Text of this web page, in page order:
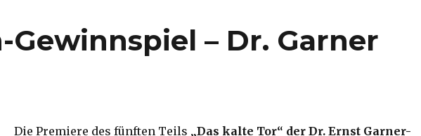
Gewinnspiel – Dr. Garner
Die Premiere des fünften Teils „Das kalte Tor“ der Dr. Ernst Garner-